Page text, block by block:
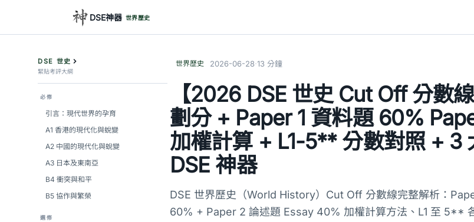
DSE神器 世界歷史
DSE 世史
緊貼考評大綱
必修
引言：現代世界的孕育
A1 香港的現代化與蛻變
A2 中國的現代化與蛻變
A3 日本及東南亞
B4 衝突與和平
B5 協作與繁榮
選修
世界歷史 2026-06-28·13 分鐘
【2026 DSE 世史 Cut Off 分數
劃分 + Paper 1 資料題 60%
加權計算 + L1-5** 分數對照 + 3
DSE 神器
DSE 世界歷史（World History）Cut Off 分數線完整解析：
60% + Paper 2 論述題 Essay 40% 加權計算方法、L1 至 5**